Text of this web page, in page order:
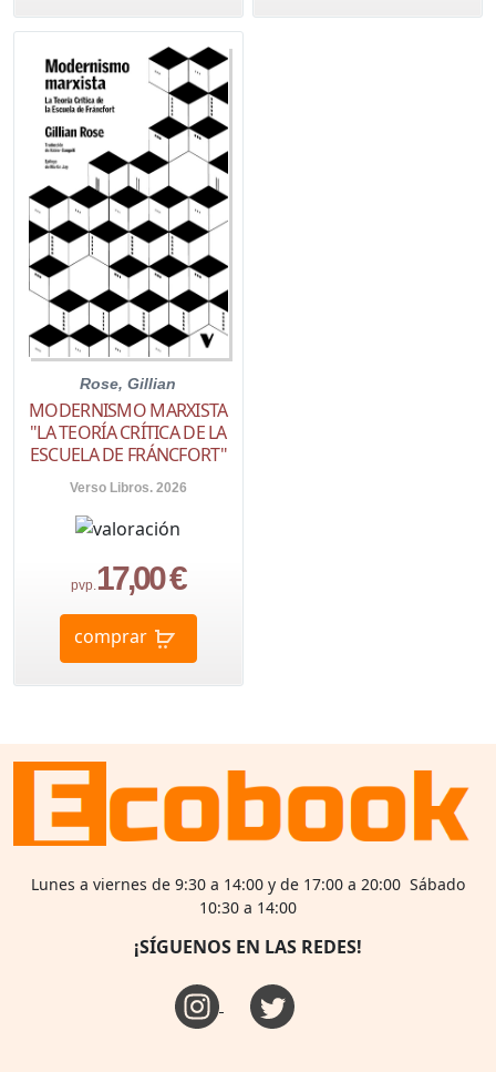
Rose, Gillian
MODERNISMO MARXISTA
"LA TEORÍA CRÍTICA DE LA
ESCUELA DE FRÁNCFORT"
Verso Libros. 2026
pvp.17,00 €
comprar
Lunes a viernes de 9:30 a 14:00 y de 17:00 a 20:00 Sábado
10:30 a 14:00
¡SÍGUENOS EN LAS REDES!